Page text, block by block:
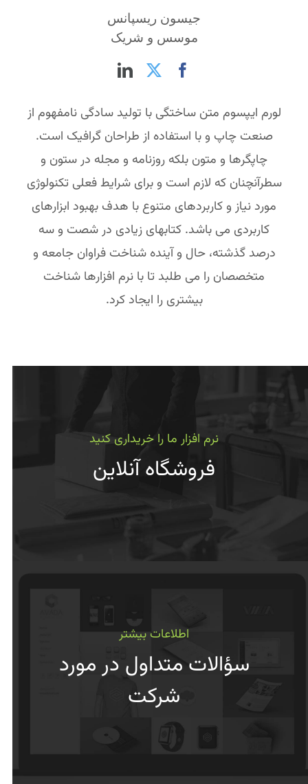
جیسون ریسپانس
موسس و شریک
لورم ایپسوم متن ساختگی با تولید سادگی نامفهوم از
صنعت چاپ و با استفاده از طراحان گرافیک است.
چاپگرها و متون بلکه روزنامه و مجله در ستون و
سطرآنچنان که لازم است و برای شرایط فعلی تکنولوژی
مورد نیاز و کاربردهای متنوع با هدف بهبود ابزارهای
کاربردی می باشد. کتابهای زیادی در شصت و سه
درصد گذشته، حال و آینده شناخت فراوان جامعه و
متخصصان را می طلبد تا با نرم افزارها شناخت
بیشتری را ایجاد کرد.
نرم افزار ما را خریداری کنید
فروشگاه آنلاین
اطلاعات بیشتر
سؤالات متداول در مورد
شرکت